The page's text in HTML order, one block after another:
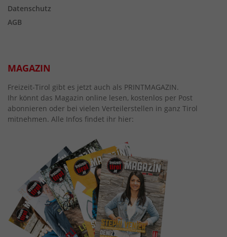
Datenschutz
AGB
MAGAZIN
Freizeit-Tirol gibt es jetzt auch als PRINTMAGAZIN.
Ihr könnt das Magazin online lesen, kostenlos per Post
abonnieren oder bei vielen Verteilerstellen in ganz Tirol
mitnehmen. Alle Infos findet ihr hier: